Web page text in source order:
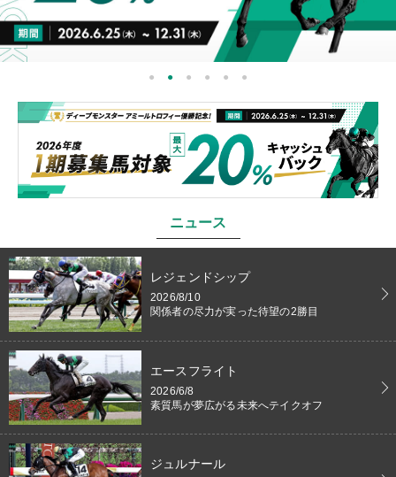
ニュース
レジェンドシップ
2026/8/10
関係者の尽力が実った待望の2勝目
エースフライト
2026/6/8
素質馬が夢広がる未来へテイクオフ
ジュルナール